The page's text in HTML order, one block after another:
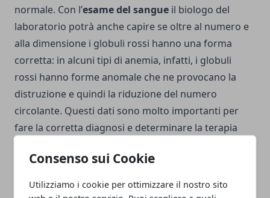
Consenso sui Cookie
Utilizziamo i cookie per ottimizzare il nostro sito
normale. Con l’esame del sangue il biologo del
laboratorio potrà anche capire se oltre al numero e
alla dimensione i globuli rossi hanno una forma
corretta: in alcuni tipi di anemia, infatti, i globuli
rossi hanno forme anomale che ne provocano la
distruzione e quindi la riduzione del numero
circolante. Questi dati sono molto importanti per
fare la corretta diagnosi e determinare la terapia